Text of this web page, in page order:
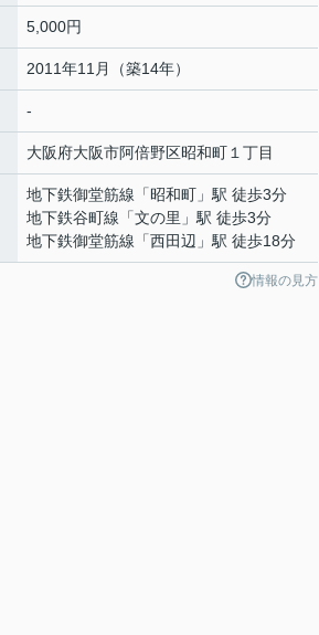
5,000円
2011年11月（築14年）
-
大阪府大阪市阿倍野区昭和町 １丁目
地下鉄御堂筋線 「昭和町 」駅 徒歩3分
地下鉄谷町線 「文の里 」駅 徒歩3分
地下鉄御堂筋線 「西田辺 」駅 徒歩18分
情報の見方